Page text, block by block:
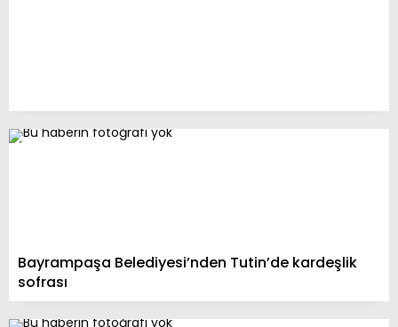
Bayrampaşa Belediyesi’nden Tutin’de kardeşlik
sofrası